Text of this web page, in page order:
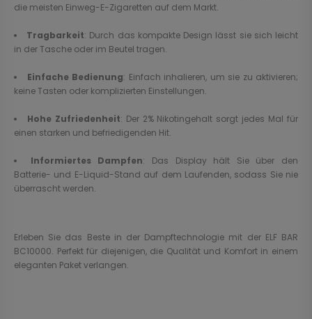
die meisten Einweg-E-Zigaretten auf dem Markt.
Tragbarkeit: Durch das kompakte Design lässt sie sich leicht
in der Tasche oder im Beutel tragen.
Einfache Bedienung: Einfach inhalieren, um sie zu aktivieren;
keine Tasten oder komplizierten Einstellungen.
Hohe Zufriedenheit: Der 2% Nikotingehalt sorgt jedes Mal für
einen starken und befriedigenden Hit.
Informiertes Dampfen: Das Display hält Sie über den
Batterie- und E-Liquid-Stand auf dem Laufenden, sodass Sie nie
überrascht werden.
Erleben Sie das Beste in der Dampftechnologie mit der ELF BAR
BC10000. Perfekt für diejenigen, die Qualität und Komfort in einem
eleganten Paket verlangen.